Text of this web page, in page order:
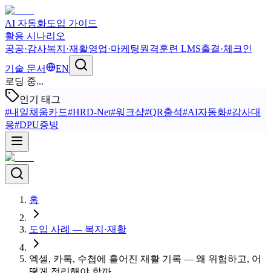
AI 자동화도입 가이드
활용 시나리오
공공·감사복지·재활영업·마케팅원격훈련 LMS출결·체크인
기술 문서
EN
로딩 중...
인기 태그
#내일채움카드#HRD-Net#워크샵#QR출석#AI자동화#감사대
응#DPU증빙
홈
도입 사례 — 복지·재활
엑셀, 카톡, 수첩에 흩어진 재활 기록 — 왜 위험하고, 어